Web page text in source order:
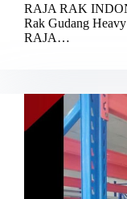
RAJA RAK
Rak Gudang
RAJA…